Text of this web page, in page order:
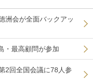
洲会が全面バックアッ
・最高顧問が参加
2回全国会議に78人参